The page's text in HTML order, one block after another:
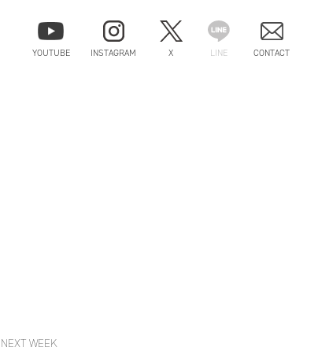
YOUTUBE INSTAGRAM X LINE CONTACT
NEXT WEEK